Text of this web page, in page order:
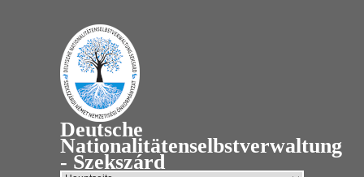
Deutsche
Nationalitätenselbstverwaltung
- Szekszárd